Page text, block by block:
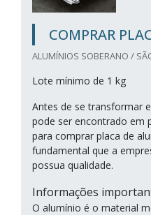
COMPRAR
ALUMÍNIOS SOBERANO /
Lote mínimo de 1 kg
Antes de se transformar
pode ser encontrado em
para comprar placa de
fundamental que a
possua qualidade.
Informações
O alumínio é o material